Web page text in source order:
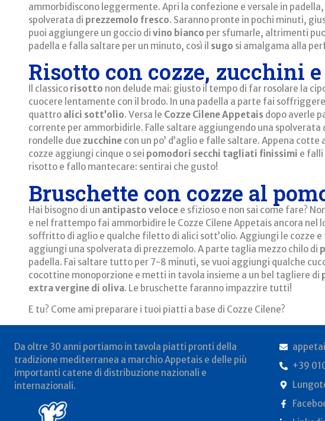
ammorbidiscono leggermente. Apri la confezione e versale in
spolverata di prezzemolo fresco. Saranno pronte in pochi minuti,
puoi aggiungere un goccio di vino bianco per sfumarle, altrimenti
padella e falla saltare per un minuto, così il sugo si amalgama alla
Risotto con cozze, zucchini
Il classico risotto non delude mai: giusto il tempo di far rosolare la
cuocere lentamente con il brodo. In una padella a parte fai
quattro alici sott’olio. Versa le Cozze Cilene Appetais dopo averle
corrente per ammorbidirle. Falle saltare aggiungendo una spolverata
rondelle due zucchine con un po’ d’aglio e falle saltare. Appena
cozze aggiungi cinque o sei pomodori secchi tagliati finissimi e falli
risotto e fallo mantecare: sentirai che gusto!
Bruschette con cozze al
Hai bisogno di un antipasto veloce e sfizioso e non sai come fare?
e nel frattempo fai ammorbidire le Cozze Cilene Appetais ancora nel
soffritto di aglio e qualche filetto di alici sott’olio. Aggiungi le cozze e
aggiungi una spolverata di prezzemolo. A parte taglia mezzo chilo di
padella. Fai saltare tutto per 7-8 minuti, se vuoi aggiungi qualche
cocottine monoporzione e metti in tavola insieme a un bel tagliere di
extra vergine di oliva. Le bruschette faranno impazzire tutti!
E tu? Come ami preparare i tuoi piatti a base di Cozze Cilene?
Da oltre 30 anni portiamo in tavola piatti pronti della
tradizione mediterranea a marchio Appetais e delle più
importanti catene di distribuzione nazionali e
internazionali.
+39